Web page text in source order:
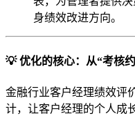
身绩效改进方向。
💡 优化的核心：从“考核
金融行业客户经理绩效评
计，让客户经理的个人成